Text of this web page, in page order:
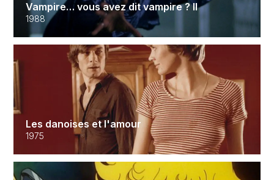
Vampire… vous avez dit vampire ? II
1988
Les danoises et l'amour
1975